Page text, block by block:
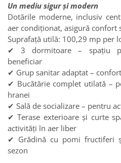
Un mediu sigur și modern
Dotările moderne, inclusiv
aer condiționat, asigură confort
Suprafață utilă: 100,29 mp per
✔ 3 dormitoare – spațiu
beneficiar
✔ Grup sanitar adaptat –
✔ Bucătărie complet utilată –
hranei
✔ Sală de socializare – pentru
✔ Terase exterioare și curte
activități în aer liber
✔ Grădină cu pomi fructiferi
sezon